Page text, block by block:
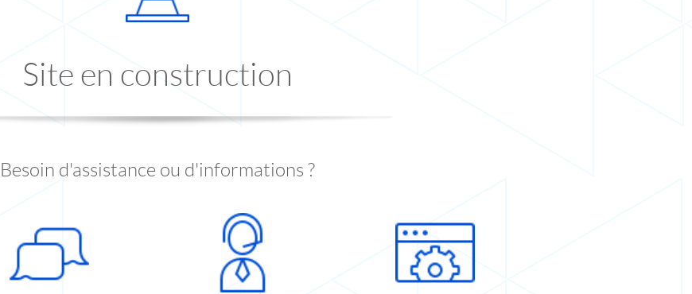
Site en construction
Besoin d'assistance ou d'informations ?